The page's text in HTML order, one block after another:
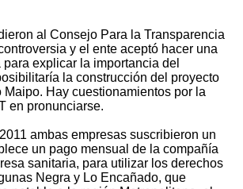
al Consejo Para la Transparencia
y el ente aceptó hacer una
explicar la importancia del
la construcción del proyecto
Maipo. Hay cuestionamientos por la
en pronunciarse.
ambas empresas suscribieron un
un pago mensual de la compañía
sanitaria, para utilizar los derechos
Negra y Lo Encañado, que